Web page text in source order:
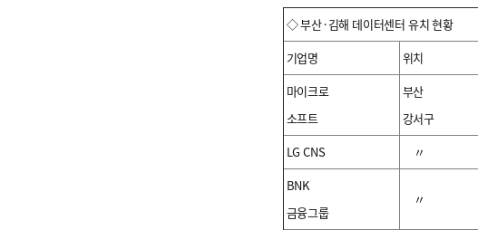
◇ 부산·김해 데이터센터 유치 현황
기업명
위치
마이크로
소프트
부산
강서구
LG CNS 〃
BNK
금융그룹
〃